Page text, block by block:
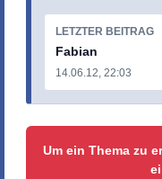
LETZTER BEITRAG
Fabian
14.06.12, 22:03
Um ein Thema zu